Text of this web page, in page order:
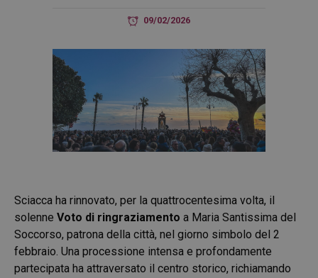
09/02/2026
Sciacca ha rinnovato, per la quattrocentesima volta, il
solenne Voto di ringraziamento a Maria Santissima del
Soccorso, patrona della città, nel giorno simbolo del 2
febbraio. Una processione intensa e profondamente
partecipata ha attraversato il centro storico, richiamando